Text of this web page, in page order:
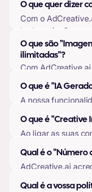
carregar o seu
descrições da
aprendizagem
desenhos e
assegurando a
produção.
O que quer dizer
Com o
tantas criações
todas as suas
transferências
O que são
ilimitadas"?
Com
utilizar nos seus
imagens estão
lhe será cobrada
sua utilização.
O que é "IA
A nossa
publicitárias de
variedade de
Esta
pacote, sem custos
O que é "Creative
Ao ligar as suas
conhecimentos
lado nenhum.
o seu CTR médio
Qual é o "Número
AdCreative.ai
Qual é a vossa